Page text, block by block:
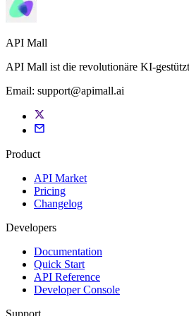
API Mall
API Mall ist die revolutionäre KI-
Email: support@apimall.ai
Product
API Market
Pricing
Changelog
Developers
Documentation
Quick Start
API Reference
Developer Console
Support